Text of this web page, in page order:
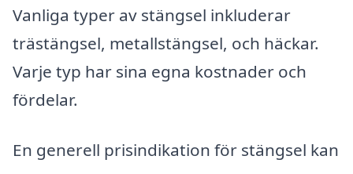
Vanliga typer av stängsel inkluderar
trästängsel, metallstängsel, och häckar.
Varje typ har sina egna kostnader och
fördelar.
En generell prisindikation för stängsel kan